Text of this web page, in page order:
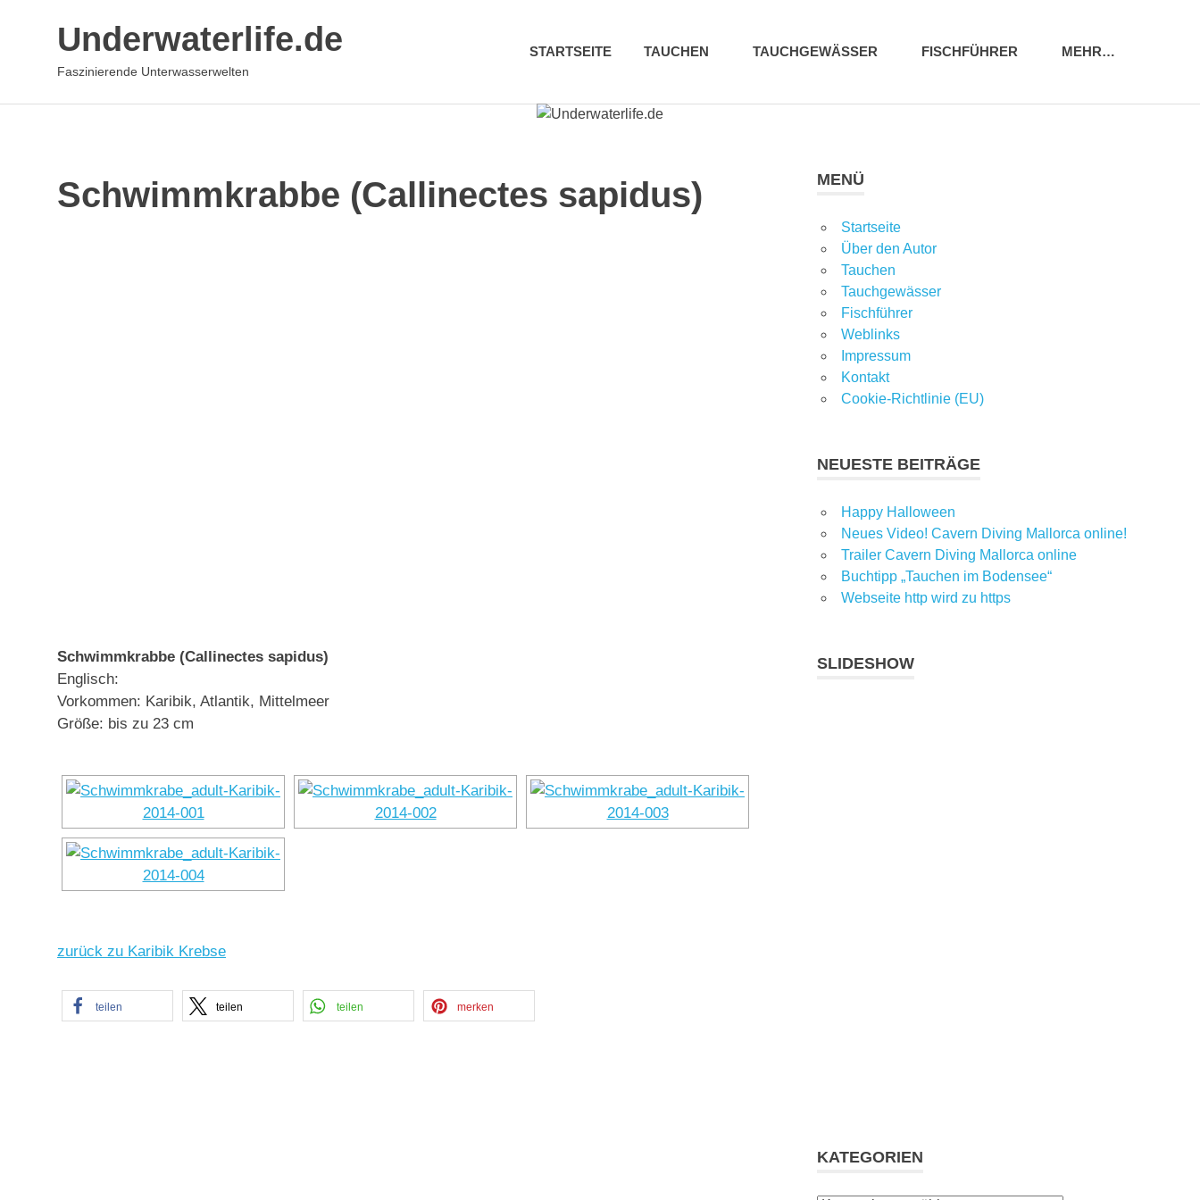
Underwaterlife.de
Faszinierende Unterwasserwelten
STARTSEITE TAUCHEN TAUCHGEWÄSSER FISCHFÜHRER MEHR…
Schwimmkrabbe (Callinectes sapidus)
Schwimmkrabbe (Callinectes sapidus)
Englisch:
Vorkommen: Karibik, Atlantik, Mittelmeer
Größe: bis zu 23 cm
zurück zu Karibik Krebse
teilen teilen teilen merken
MENÜ
Startseite
Über den Autor
Tauchen
Tauchgewässer
Fischführer
Weblinks
Impressum
Kontakt
Cookie-Richtlinie (EU)
NEUESTE BEITRÄGE
Happy Halloween
Neues Video! Cavern Diving Mallorca online!
Trailer Cavern Diving Mallorca online
Buchtipp „Tauchen im Bodensee“
Webseite http wird zu https
SLIDESHOW
KATEGORIEN